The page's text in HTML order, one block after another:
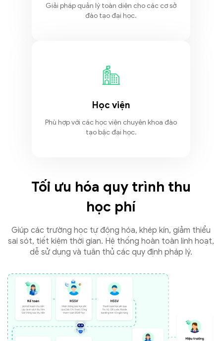
Giải pháp quản lý toàn diện cho các cơ sở
đào tạo đại học.
Học viện
Phù hợp với các học viện chuyên khoa đào
tạo bậc đại học.
Tối ưu hóa quy trình thu
học phí
Giúp các trường học tự động hóa, khép kín, giảm thiểu
sai sót, tiết kiệm thời gian. Hệ thống hoàn toàn linh hoạt,
dễ sử dụng và tuân thủ các quy định pháp lý.